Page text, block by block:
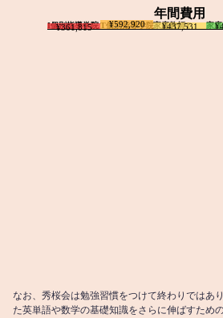
年間費用
I個別指導学院
¥361,815 T個別指導学院
¥592,920 家庭教師T
¥437,531 家
なお、秀桜会は勉強習慣をつけて終わりではあ
た英単語や数学の基礎知識をさらに伸ばすため